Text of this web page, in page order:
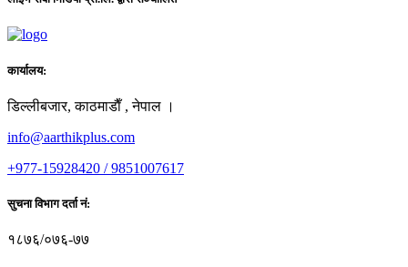
कार्यालय:
डिल्लीबजार, काठमाडाैँ , नेपाल ।
info@aarthikplus.com
+977-15928420 / 9851007617
सुचना विभाग दर्ता नं:
१८७६/०७६-७७